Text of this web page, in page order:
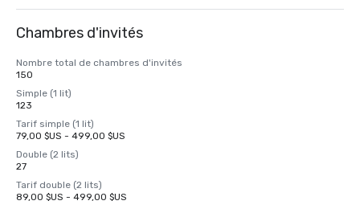
Chambres d'invités
Nombre total de chambres d'invités
150
Simple (1 lit)
123
Tarif simple (1 lit)
79,00 $US - 499,00 $US
Double (2 lits)
27
Tarif double (2 lits)
89,00 $US - 499,00 $US